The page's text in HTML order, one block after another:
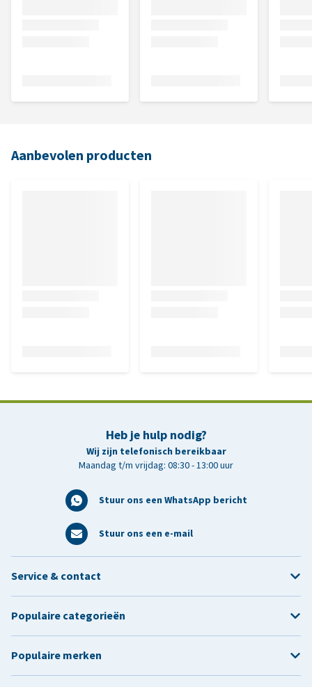
Aanbevolen producten
Heb je hulp nodig?
Wij zijn telefonisch bereikbaar
Maandag t/m vrijdag: 08:30 - 13:00 uur
Stuur ons een WhatsApp bericht
Stuur ons een e-mail
Service & contact
Populaire categorieën
Populaire merken